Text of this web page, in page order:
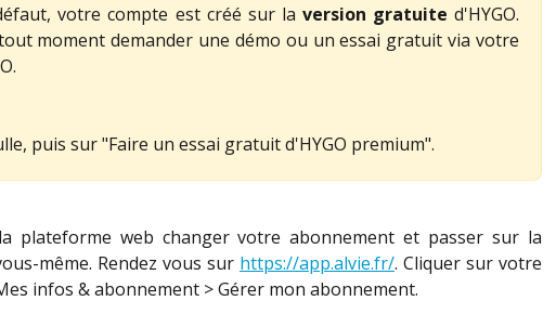
votre compte est créé sur la version gratuite d'HYGO.
moment demander une démo ou un essai gratuit via votre
puis sur "Faire un essai gratuit d'HYGO premium".
plateforme web changer votre abonnement et passer sur la
même. Rendez vous sur https://app.alvie.fr/. Cliquer sur votre
infos & abonnement > Gérer mon abonnement.